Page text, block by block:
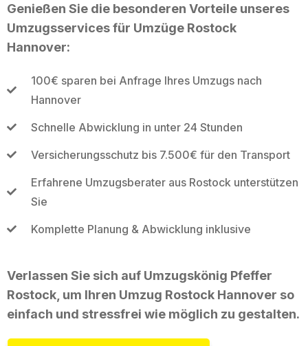
Genießen Sie die besonderen Vorteile unseres
Umzugsservices für Umzüge Rostock
Hannover:
100€ sparen bei Anfrage Ihres Umzugs nach
Hannover
Schnelle Abwicklung in unter 24 Stunden
Versicherungsschutz bis 7.500€ für den Transport
Erfahrene Umzugsberater aus Rostock unterstützen
Sie
Komplette Planung & Abwicklung inklusive
Verlassen Sie sich auf Umzugskönig Pfeffer
Rostock, um Ihren Umzug Rostock Hannover so
einfach und stressfrei wie möglich zu gestalten.